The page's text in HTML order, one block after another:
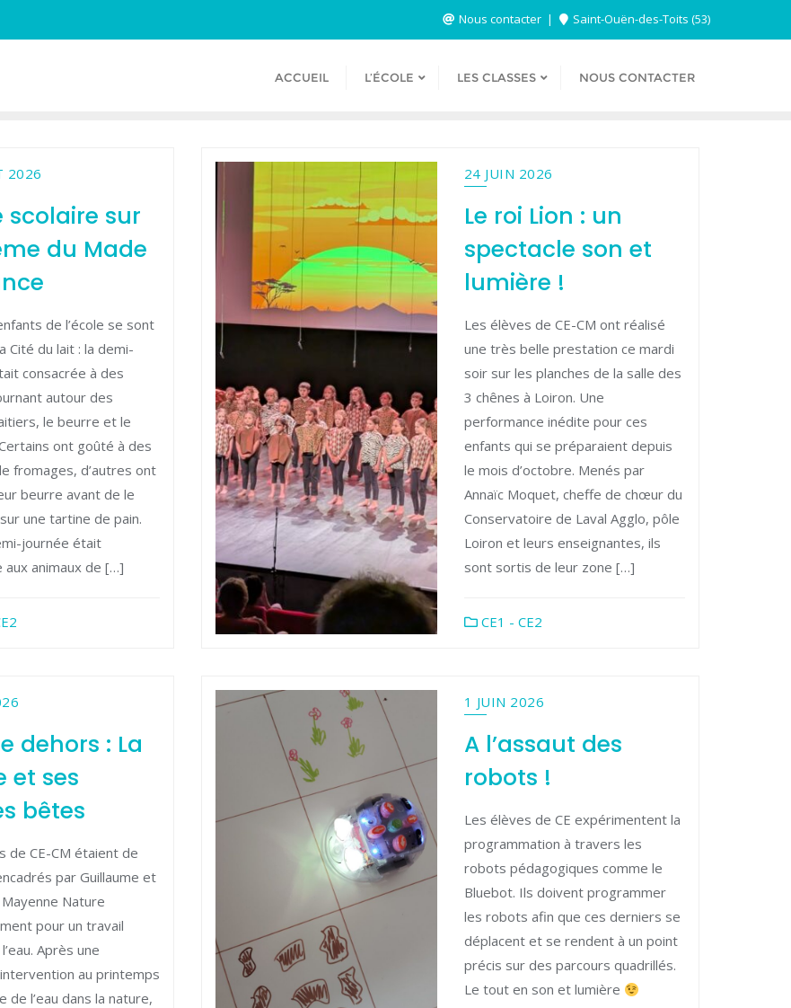
Nous contacter Saint-Ouën-des-Toits (53)
ACCUEIL L’ÉCOLE LES CLASSES NOUS CONTACTER
2026
scolaire sur
du Made
de l’école se sont
Cité du lait : la demi-
consacrée à des
autour des
le beurre et le
ont goûté à des
fromages, d’autres ont
beurre avant de le
une tartine de pain.
journée était
aux animaux de […]
24 JUIN 2026
Le roi Lion : un
spectacle son et
lumière !
Les élèves de CE-CM ont réalisé
une très belle prestation ce mardi
soir sur les planches de la salle des
3 chênes à Loiron. Une
performance inédite pour ces
enfants qui se préparaient depuis
le mois d’octobre. Menés par
Annaïc Moquet, cheffe de chœur du
Conservatoire de Laval Agglo, pôle
Loiron et leurs enseignantes, ils
sont sortis de leur zone […]
CE1 - CE2
dehors : La
et ses
bêtes
de CE-CM étaient de
par Guillaume et
Nature
pour un travail
Après une
au printemps
de l’eau dans la nature,
1 JUIN 2026
A l’assaut des
robots !
Les élèves de CE expérimentent la
programmation à travers les
robots pédagogiques comme le
Bluebot. Ils doivent programmer
les robots afin que ces derniers se
déplacent et se rendent à un point
précis sur des parcours quadrillés.
Le tout en son et lumière